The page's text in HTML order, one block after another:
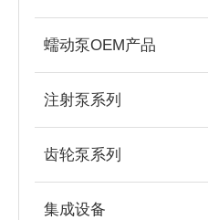
蠕动泵OEM产品
注射泵系列
齿轮泵系列
集成设备